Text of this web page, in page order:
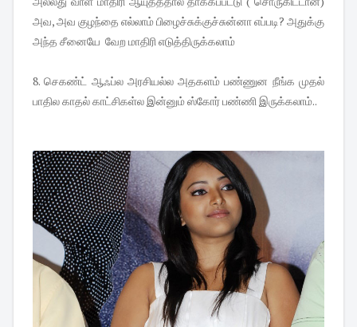
அவ, அவ குழந்தை எல்லாம் பிழைச்சுக்குச்சுன்னா எப்படி? அதுக்கு
அந்த சீனையே வேற மாதிரி எடுத்திருக்கலாம்
8. செகண்ட் ஆஃப்ல அரசியல்ல அதகளம் பண்ணுன நீங்க முதல்
பாதில காதல் காட்சிகள்ல இன்னும் ஸ்கோர் பண்ணி இருக்கலாம்..